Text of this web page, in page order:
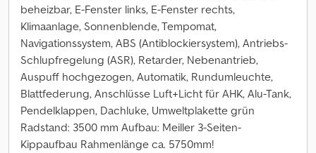
beheizbar, E-Fenster links, E-Fenster rechts,
Klimaanlage, Sonnenblende, Tempomat,
Navigationssystem, ABS (Antiblockiersystem), Antriebs-
Schlupfregelung (ASR), Retarder, Nebenantrieb,
Auspuff hochgezogen, Automatik, Rundumleuchte,
Blattfederung, Anschlüsse Luft+Licht für AHK, Alu-Tank,
Pendelklappen, Dachluke, Umweltplakette grün
Radstand: 3500 mm Aufbau: Meiller 3-Seiten-
Kippaufbau Rahmenlänge ca. 5750mm!